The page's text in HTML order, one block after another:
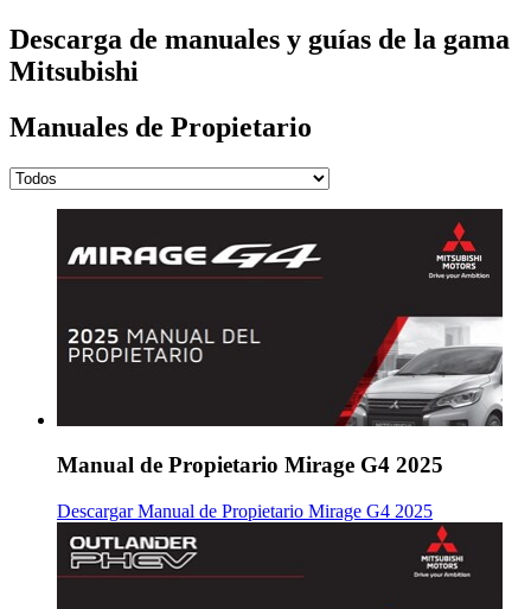
Descarga de manuales y guías de la gama
Mitsubishi
Manuales de Propietario
Manual de Propietario Mirage G4 2025
Descargar Manual de Propietario Mirage G4 2025